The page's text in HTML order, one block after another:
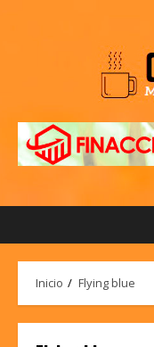
Inicio Flying blue